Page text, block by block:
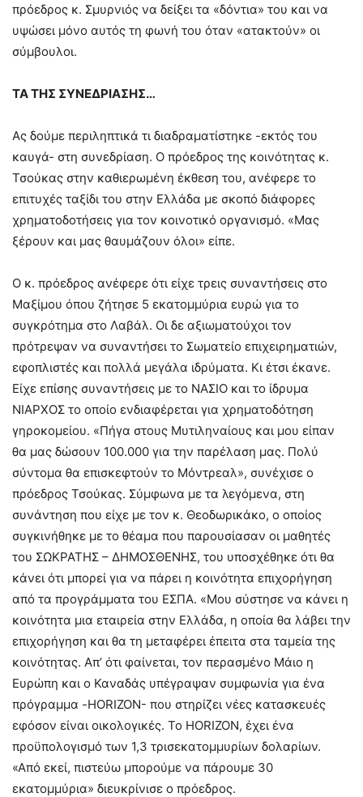
πρόεδρος κ. Σμυρνιός να δείξει τα «δόντια» του και να
υψώσει μόνο αυτός τη φωνή του όταν «ατακτούν» οι
σύμβουλοι.
ΤΑ ΤΗΣ ΣΥΝΕΔΡΙΑΣΗΣ…
Ας δούμε περιληπτικά τι διαδραματίστηκε -εκτός του
καυγά- στη συνεδρίαση. Ο πρόεδρος της κοινότητας κ.
Τσούκας στην καθιερωμένη έκθεση του, ανέφερε το
επιτυχές ταξίδι του στην Ελλάδα με σκοπό διάφορες
χρηματοδοτήσεις για τον κοινοτικό οργανισμό. «Μας
ξέρουν και μας θαυμάζουν όλοι» είπε.
Ο κ. πρόεδρος ανέφερε ότι είχε τρεις συναντήσεις στο
Μαξίμου όπου ζήτησε 5 εκατομμύρια ευρώ για το
συγκρότημα στο Λαβάλ. Οι δε αξιωματούχοι τον
πρότρεψαν να συναντήσει το Σωματείο επιχειρηματιών,
εφοπλιστές και πολλά μεγάλα ιδρύματα. Κι έτσι έκανε.
Είχε επίσης συναντήσεις με το ΝΑΣΙΟ και το ίδρυμα
ΝΙΑΡΧΟΣ το οποίο ενδιαφέρεται για χρηματοδότηση
γηροκομείου. «Πήγα στους Μυτιληναίους και μου είπαν
θα μας δώσουν 100.000 για την παρέλαση μας. Πολύ
σύντομα θα επισκεφτούν το Μόντρεαλ», συνέχισε ο
πρόεδρος Τσούκας. Σύμφωνα με τα λεγόμενα, στη
συνάντηση που είχε με τον κ. Θεοδωρικάκο, ο οποίος
συγκινήθηκε με το θέαμα που παρουσίασαν οι μαθητές
του ΣΩΚΡΑΤΗΣ – ΔΗΜΟΣΘΕΝΗΣ, του υποσχέθηκε ότι θα
κάνει ότι μπορεί για να πάρει η κοινότητα επιχορήγηση
από τα προγράμματα του ΕΣΠΑ. «Μου σύστησε να κάνει η
κοινότητα μια εταιρεία στην Ελλάδα, η οποία θα λάβει την
επιχορήγηση και θα τη μεταφέρει έπειτα στα ταμεία της
κοινότητας. Απ’ ότι φαίνεται, τον περασμένο Μάιο η
Ευρώπη και ο Καναδάς υπέγραψαν συμφωνία για ένα
πρόγραμμα -HORIZON- που στηρίζει νέες κατασκευές
εφόσον είναι οικολογικές. Το HORIZON, έχει ένα
προϋπολογισμό των 1,3 τρισεκατομμυρίων δολαρίων.
«Από εκεί, πιστεύω μπορούμε να πάρουμε 30
εκατομμύρια» διευκρίνισε ο πρόεδρος.